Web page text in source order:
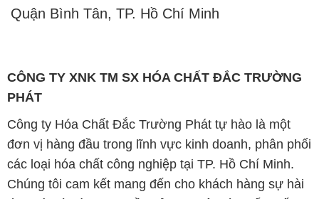
Quận Bình Tân, TP. Hồ Chí Minh
CÔNG TY XNK TM SX HÓA CHẤT ĐẮC TRƯỜNG
PHÁT
Công ty Hóa Chất Đắc Trường Phát tự hào là một
đơn vị hàng đầu trong lĩnh vực kinh doanh, phân phối
các loại hóa chất công nghiệp tại TP. Hồ Chí Minh.
Chúng tôi cam kết mang đến cho khách hàng sự hài